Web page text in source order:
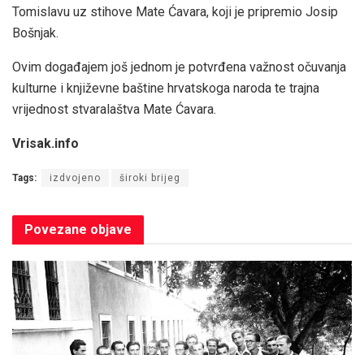
Tomislavu uz stihove Mate Ćavara, koji je pripremio Josip
Bošnjak.
Ovim događajem još jednom je potvrđena važnost očuvanja
kulturne i književne baštine hrvatskoga naroda te trajna
vrijednost stvaralaštva Mate Ćavara.
Vrisak.info
Tags: izdvojeno široki brijeg
Povezane objave